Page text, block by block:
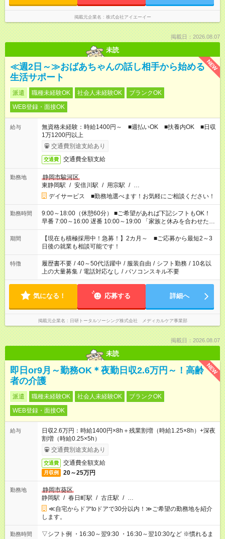
掲載元企業名 株式会社アイエーイー
掲載日：2026.08.07
未読
NEW
≪週2日～≫おばあちゃんの話し相手から始める
生活サポート
派遣 職種未経験OK 社会人未経験OK
ブランクOK
WEB登録・面接OK
給与
無資格未経験：時給1400円～ ■週払いOK ■扶養内OK ■日収
1万1200円以上
交通費別途支給あり
交通費 交通費全額支給
勤務地
静岡市駿河区
東静岡駅 / 安倍川駅 / 用宗駅 / …
デイサービス ■勤務地選べます！お気軽にご相談ください！
勤務時間
9:00～18:00（休憩60分） ■ご希望があれば下記シフトもOK！
早番 7:00～16:00 遅番 10:00～19:00 「家族と休みを合わせた
い」 「余裕を持って夕飯の準備がしたい」 「できれば残業はし
たくない」 など、ご希望を教えてくださいね。 ※Wワーク希望
の方へ 今ご覧のお仕事で希望する勤務時間と、もう1つのお仕事
の勤務時間。 合計で週40時間を超える場合は応募できません。
期間
【現在も積極採用中！急募！】2カ月～ ■ご応募から最短2～3
日後の就業も相談可能です！
特徴 履歴書不要 / 40～50代活躍中 / 服装自由 / シフト勤務 / 10名以
上の大量募集 / 電話対応なし / パソコンスキル不要
気になる！ 応募する 詳細へ
掲載元企業名 日研トータルソーシング株式会社 メディカルケア事業部
掲載日：2026.08.07
未読
NEW
即日or9月～勤務OK＊夜勤日収2.6万円～！高齢
者の介護
派遣 職種未経験OK 社会人未経験OK
ブランクOK
WEB登録・面接OK
給与
日収2.6万円：時給1400円×8h＋残業割増（時給1.25×8h）+深夜
割増（時給0.25×5h）
交通費別途支給あり
交通費 交通費全額支給
月収例 20～25万円
勤務地
静岡市葵区
静岡駅 / 春日町駅 / 古庄駅 / …
≪自宅からドアtoドアで30分以内！≫ご希望の勤務地を紹介
します。
勤務時間
▽シフト例 ・16:30～翌9:30 ・16:30～翌10:30など ※慣れるま